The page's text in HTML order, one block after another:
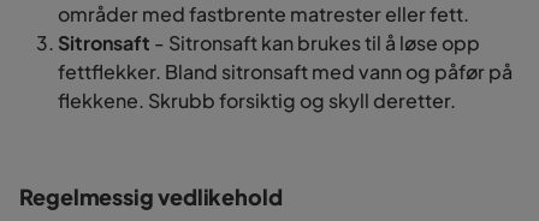
områder med fastbrente matrester eller fett.
Sitronsaft - Sitronsaft kan brukes til å løse opp
fettflekker. Bland sitronsaft med vann og påfør på
flekkene. Skrubb forsiktig og skyll deretter.
Regelmessig vedlikehold